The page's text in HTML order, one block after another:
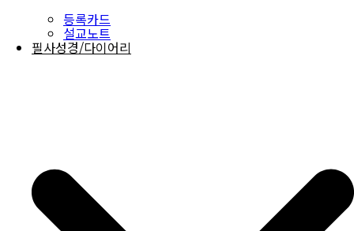
등록카드
설교노트
필사성경/다이어리